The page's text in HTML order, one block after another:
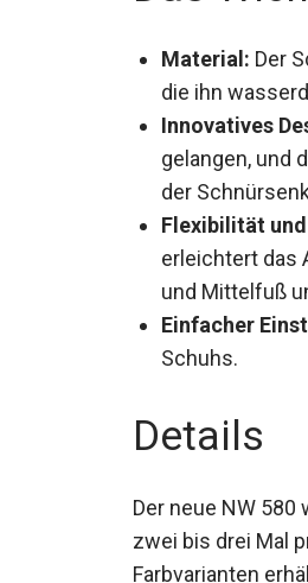
Material: Der
die ihn
Innovatives
gelangen, und
der
Flexibilität
erleichtert das
und Mittelfuß
Einfacher
des Schuhs.
Details
Der neue NW
zwei bis drei Mal
Farbvarianten